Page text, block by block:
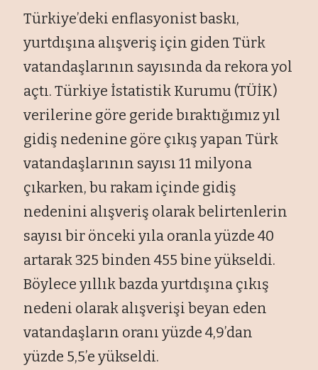
Türkiye’deki enflasyonist baskı,
yurtdışına alışveriş için giden Türk
vatandaşlarının sayısında da rekora yol
açtı. Türkiye İstatistik Kurumu (TÜİK)
verilerine göre geride bıraktığımız yıl
gidiş nedenine göre çıkış yapan Türk
vatandaşlarının sayısı 11 milyona
çıkarken, bu rakam içinde gidiş
nedenini alışveriş olarak belirtenlerin
sayısı bir önceki yıla oranla yüzde 40
artarak 325 binden 455 bine yükseldi.
Böylece yıllık bazda yurtdışına çıkış
nedeni olarak alışverişi beyan eden
vatandaşların oranı yüzde 4,9’dan
yüzde 5,5’e yükseldi.